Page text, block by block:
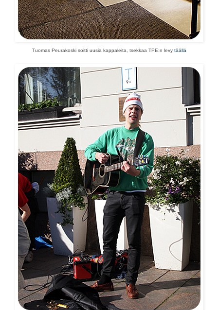
Tuomas Peurakoski soitti uusia kappaleita, tsekkaa TPE:n levy täällä